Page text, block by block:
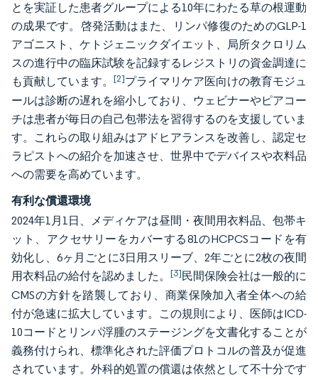
とを実証した患者グループによる10年にわたる草の根運動
の成果です。啓発活動はまた、リンパ修復のためのGLP-1
アゴニスト、ケトジェニックダイエット、局所タクロリム
スの進行中の臨床試験を記録するレジストリの資金調達に
も貢献しています。 [2]プライマリケア医向けの教育モジュ
ールは診断の遅れを縮小しており、ウェビナーやピアコー
チは患者が毎日の自己包帯法を習得するのを支援していま
す。これらの取り組みはアドヒアランスを改善し、認定セ
ラピストへの紹介を加速させ、世界中でデバイスや衣料品
への需要を高めています。
有利な償還環境
2024年1月1日、メディケアは昼間・夜間用衣料品、包帯キ
ット、アクセサリーをカバーする81のHCPCSコードを有
効化し、6ヶ月ごとに3日用スリーブ、2年ごとに2枚の夜間
用衣料品の給付を認めました。 [3]民間保険会社は一般的に
CMSの方針を踏襲しており、商業保険加入者全体への給
付が急速に拡大しています。この規則により、医師はICD-
10コードとリンパ浮腫のステージングを文書化することが
義務付けられ、標準化された評価プロトコルの普及が促進
されています。外科的処置の償還は依然として不十分です